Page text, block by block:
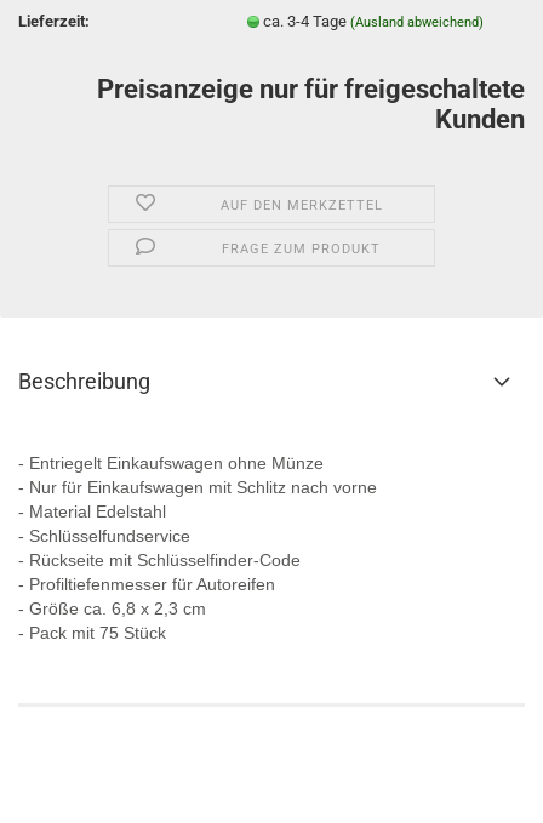
Lieferzeit:
ca. 3-4 Tage(Ausland abweichend)
Preisanzeige nur für freigeschaltete
Kunden
AUF DEN MERKZETTEL
FRAGE ZUM PRODUKT
Beschreibung
- Entriegelt Einkaufswagen ohne Münze
- Nur für Einkaufswagen mit Schlitz nach vorne
- Material Edelstahl
- Schlüsselfundservice
- Rückseite mit Schlüsselfinder-Code
- Profiltiefenmesser für Autoreifen
- Größe ca. 6,8 x 2,3 cm
- Pack mit 75 Stück